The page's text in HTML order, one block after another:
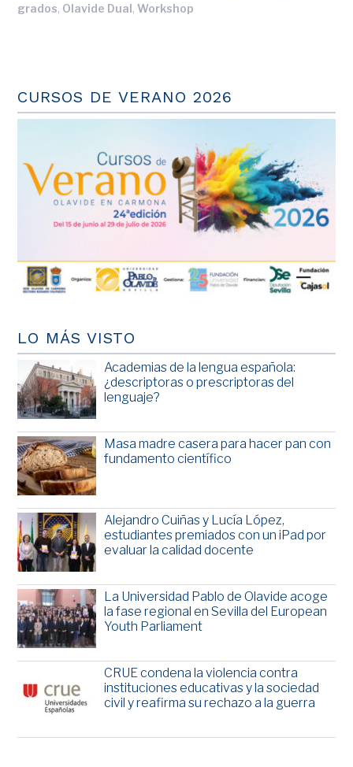
grados, Olavide Dual,Workshop
CURSOS DE VERANO 2026
LO MÁS VISTO
Academias de la lengua española:
¿descriptoras o prescriptoras del
lenguaje?
Masa madre casera para hacer pan con
fundamento científico
Alejandro Cuiñas y Lucía López,
estudiantes premiados con un iPad por
evaluar la calidad docente
La Universidad Pablo de Olavide acoge
la fase regional en Sevilla del European
Youth Parliament
CRUE condena la violencia contra
instituciones educativas y la sociedad
civil y reafirma su rechazo a la guerra